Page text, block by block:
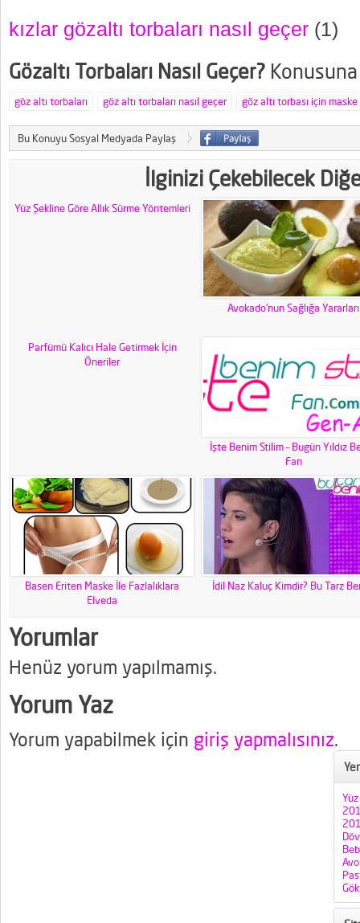
kızlar gözaltı torbaları nasıl geçer (1)
Gözaltı Torbaları Nasıl Geçer?
göz altı torbaları göz altı torbaları nasıl geçer göz altı torbası için maske
Bu Konuyu Sosyal Medyada Paylaş
İlginizi Çekebilecek
Yüz Şekline Göre Allık Sürme Yöntemleri
Avokado’nun Sağlığa Yararları
Parfümü Kalıcı Hale Getirmek İçin
Öneriler
İşte Benim Stilim – Bugün Yıldız
Fan
Basen Eriten Maske İle Fazlalıklara
Elveda
İdil Naz Kaluç Kimdir? Bu Tarz
Yorumlar
Henüz yorum yapılmamış.
Yorum Yaz
Yorum yapabilmek için giriş yapmalısınız.